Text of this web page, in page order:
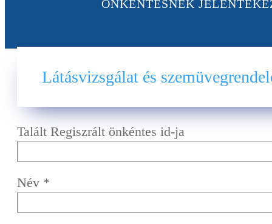
ÖNKÉNTESNEK
Látásvizsgálat és
Talált Regiszrált önkéntes id-ja
Név *